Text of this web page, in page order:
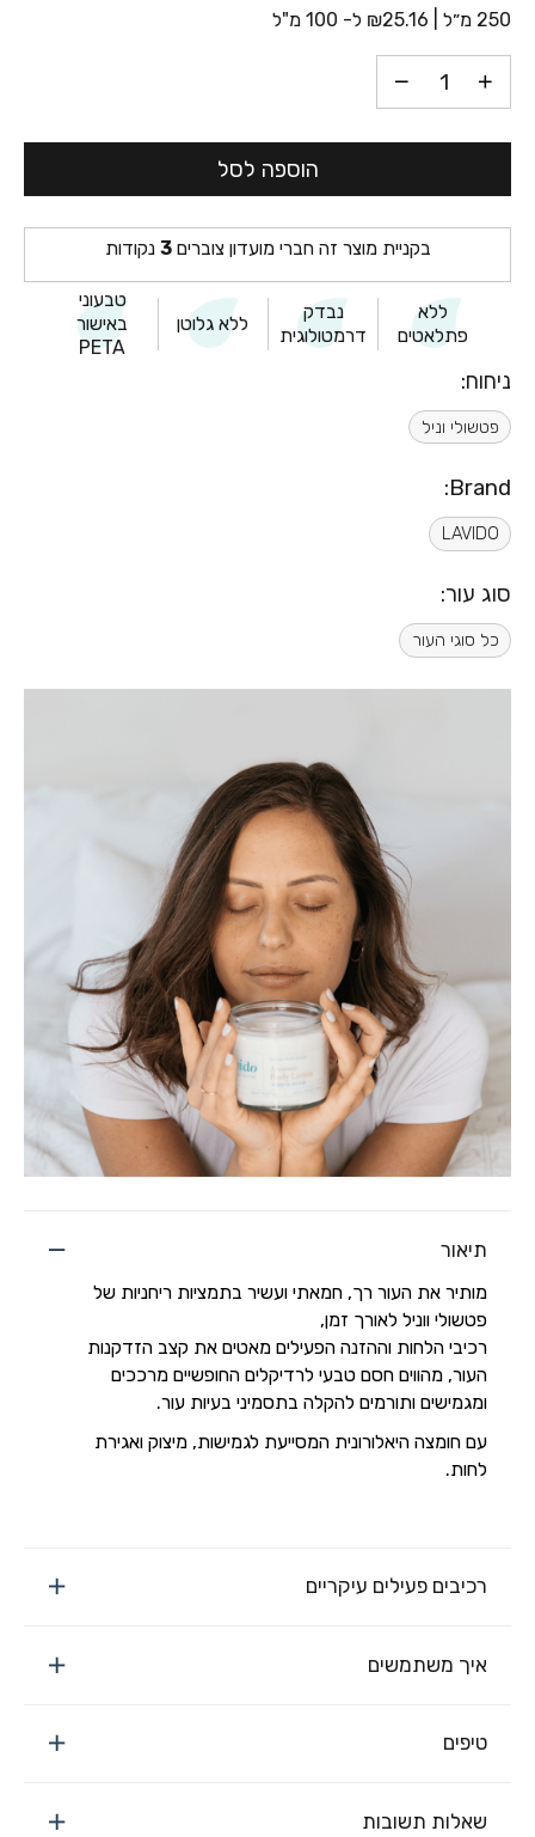
250 מ״ל | ₪25.16 ל- 100 מ"ל
הוספה לסל
בקניית מוצר זה חברי מועדון צוברים3 נקודות
ללא
פתלאטים
נבדק
דרמטולוגית
ללא גלוטן
טבעוני
באישור
PETA
ניחוח:
פטשולי וניל
Brand:
LAVIDO
סוג עור:
כל סוגי העור
תיאור
מותיר את העור רך, חמאתי ועשיר בתמציות ריחניות של
פטשולי ווניל לאורך זמן,
רכיבי הלחות וההזנה הפעילים מאטים את קצב הזדקנות
העור, מהווים חסם טבעי לרדיקלים החופשיים מרככים
ומגמישים ותורמים להקלה בתסמיני בעיות עור.
עם חומצה היאלורונית המסייעת לגמישות, מיצוק ואגירת
לחות.
רכיבים פעילים עיקריים
איך משתמשים
טיפים
שאלות תשובות